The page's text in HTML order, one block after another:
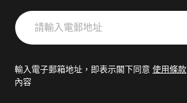
請
輸
郵
輸入電子郵箱地址，即表示閣下同意 使用條款
內容